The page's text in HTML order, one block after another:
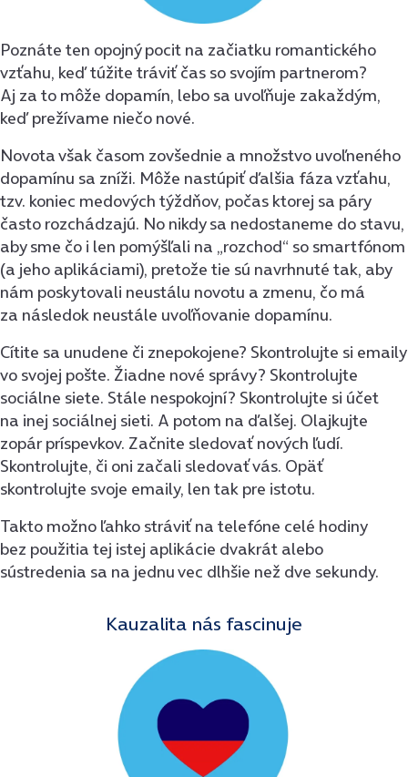
Poznáte ten opojný pocit na začiatku romantického
vzťahu, keď túžite tráviť čas so svojím partnerom?
Aj za to môže dopamín, lebo sa uvoľňuje zakaždým,
keď prežívame niečo nové.
Novota však časom zovšednie a množstvo uvoľneného
dopamínu sa zníži. Môže nastúpiť ďalšia fáza vzťahu,
tzv. koniec medových týždňov, počas ktorej sa páry
často rozchádzajú. No nikdy sa nedostaneme do stavu,
aby sme čo i len pomýšľali na „rozchod“ so smartfónom
(a jeho aplikáciami), pretože tie sú navrhnuté tak, aby
nám poskytovali neustálu novotu a zmenu, čo má
za následok neustále uvoľňovanie dopamínu.
Cítite sa unudene či znepokojene? Skontrolujte si emaily
vo svojej pošte. Žiadne nové správy? Skontrolujte
sociálne siete. Stále nespokojní? Skontrolujte si účet
na inej sociálnej sieti. A potom na ďalšej. Olajkujte
zopár príspevkov. Začnite sledovať nových ľudí.
Skontrolujte, či oni začali sledovať vás. Opäť
skontrolujte svoje emaily, len tak pre istotu.
Takto možno ľahko stráviť na telefóne celé hodiny
bez použitia tej istej aplikácie dvakrát alebo
sústredenia sa na jednu vec dlhšie než dve sekundy.
Kauzalita nás fascinuje